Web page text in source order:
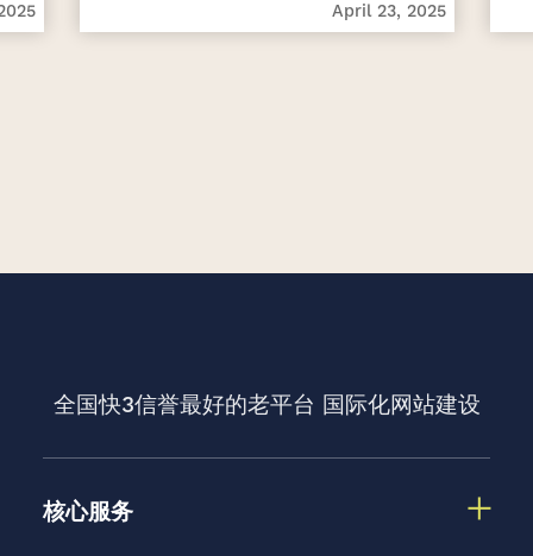
April 23, 2025
全国快3信誉最好的老平台 国际化网站建设
核心服务